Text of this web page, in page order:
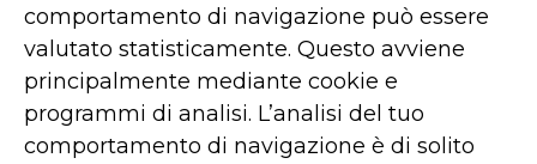
comportamento di navigazione può essere
valutato statisticamente. Questo avviene
principalmente mediante cookie e
programmi di analisi. L’analisi del tuo
comportamento di navigazione è di solito